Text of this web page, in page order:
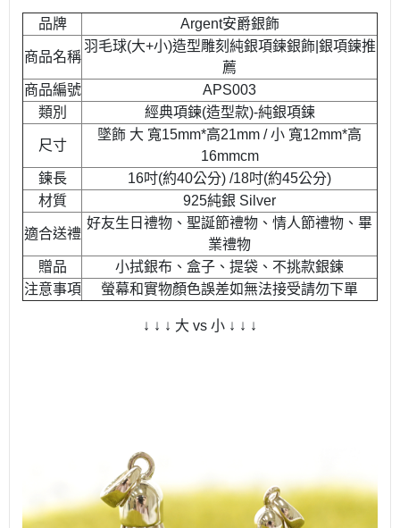
品牌 Argent安爵銀飾
商品名稱
羽毛球(大+小)造型雕刻純銀項鍊銀飾|銀項鍊推
薦
商品編號
APS003
類別
經典項鍊(造型款)-純銀項鍊
尺寸
墜飾 大 寬15mm*高21mm / 小 寬12mm*高
16mmcm
鍊長
16吋(約40公分) /18吋(約45公分)
材質
925純銀 Silver
適合送禮
好友生日禮物、聖誕節禮物、情人節禮物、畢
業禮物
贈品
小拭銀布、盒子、提袋、不挑款銀鍊
注意事項
螢幕和實物顏色誤差如無法接受請勿下單
↓ ↓ ↓ 大 vs 小 ↓ ↓ ↓